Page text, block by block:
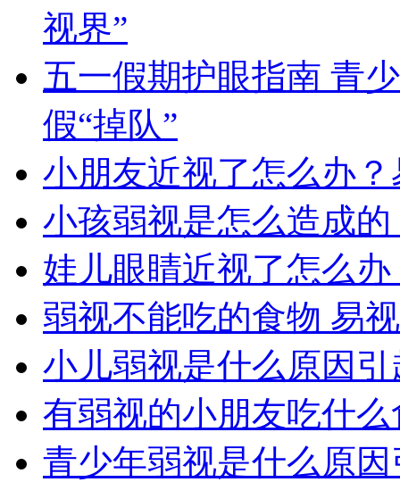
视界”
五一假期护眼指南 青
假“掉队”
小朋友近视了怎么办
小孩弱视是怎么造成
娃儿眼睛近视了怎么
弱视不能吃的食物 易
小儿弱视是什么原因
有弱视的小朋友吃什
青少年弱视是什么原